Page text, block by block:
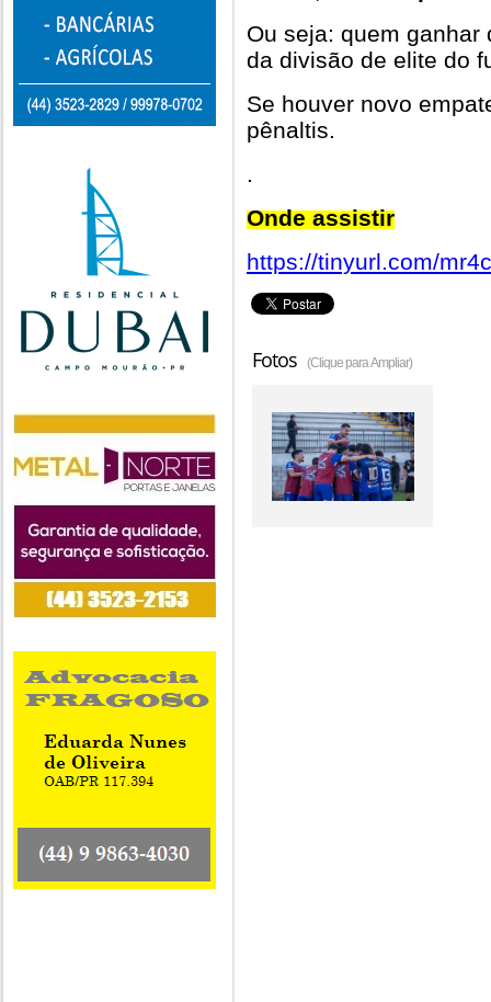
Ou seja: quem
da divisão de elite do
Se houver novo
pênaltis.
.
Onde assistir
https://tinyurl.com/
Fotos (Clique para Ampliar)